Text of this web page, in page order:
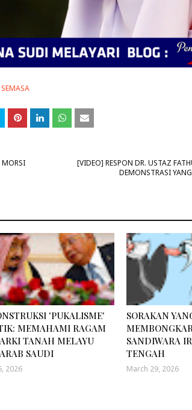
SEMASA
[VIDEO] RESPON DR. USTAZ
DEMONSTRASI
MORSI
'PUKALISME'
MEMAHAMI RAGAM
TANAH MELAYU
SAUDI
2026
SORAKAN
SANDIWARA
TENGAH
March 29, 2026